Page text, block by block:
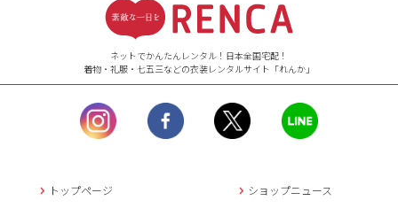
【ご注文（インターネット）】
24時間年中無休
【お問い合わせ窓口（メー
ル）】10:00~17:00
土曜日、日曜日、臨
時休業日を除く。
営業時間外にいただ
返信させていただきま
ネットでかんたんレンタル！日本全国宅配！
着物・礼服・七五三などの衣装レンタルサイト「れんか」
トップページ ショップニュース